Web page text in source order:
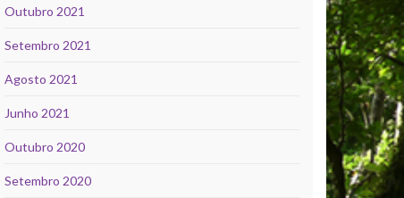
Outubro 2021
Setembro 2021
Agosto 2021
Junho 2021
Outubro 2020
Setembro 2020